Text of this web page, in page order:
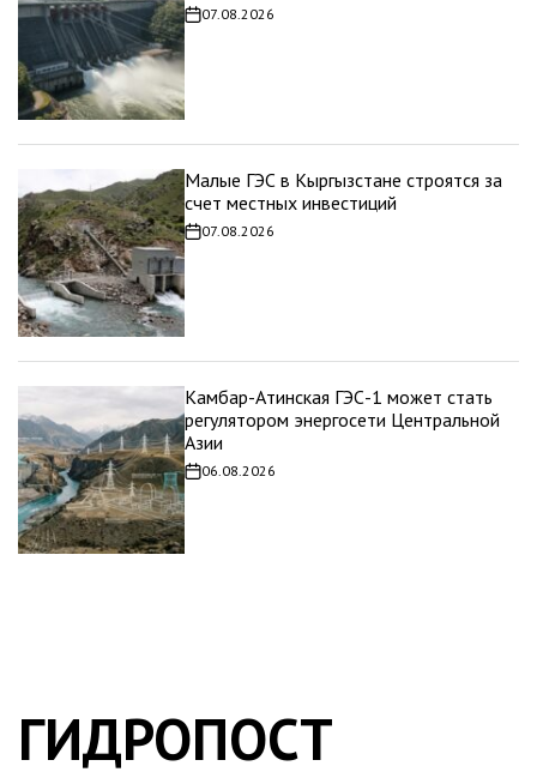
Дата
записи
07.08.2026
Малые ГЭС в Кыргызстане строятся за
счет местных инвестиций
Дата
записи
07.08.2026
Камбар-Атинская ГЭС-1 может стать
регулятором энергосети Центральной
Азии
Дата
записи
06.08.2026
ГИДРОПОСТ